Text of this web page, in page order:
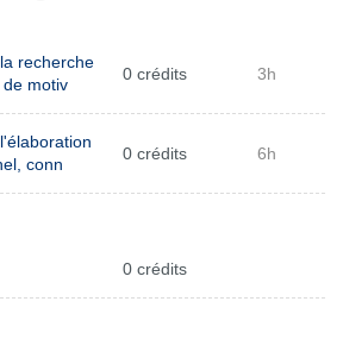
recherche
motiv
0 crédits 3h
conn
0 crédits 6h
0 crédits